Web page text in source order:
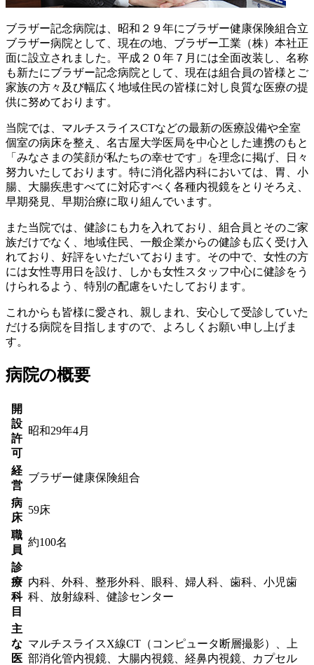
ブラザー記念病院は、昭和２９年にブラザー健康保険組合立
ブラザー病院として、現在の地、ブラザー工業（株）本社正
面に設立されました。平成２０年７月には全面改装し、名称
も新たにブラザー記念病院として、現在は組合員の皆様とご
家族の方々及び幅広く地域住民の皆様に対し良質な医療の提
供に努めております。
当院では、マルチスライスCTなどの最新の医療設備や全室
個室の病床を整え、名古屋大学医局を中心とした連携のもと
「みなさまの笑顔が私たちの幸せです」を理念に掲げ、日々
努力いたしております。特に消化器内科においては、胃、小
腸、大腸疾患すべてに対応すべく各種内視鏡をとりそろえ、
早期発見、早期治療に取り組んでいます。
また当院では、健診にも力を入れており、組合員とそのご家
族だけでなく、地域住民、一般企業からの健診も広く受け入
れており、好評をいただいております。その中で、女性の方
には女性専用日を設け、しかも女性スタッフ中心に健診をう
けられるよう、特別の配慮をいたしております。
これからも皆様に愛され、親しまれ、安心して受診していた
だける病院を目指しますので、よろしくお願い申し上げま
す。
病院の概要
開
設
許
可
昭和29年4月
経
営
ブラザー健康保険組合
病
床
59床
職
員
約100名
診
療
科
目
内科、外科、整形外科、眼科、婦人科、歯科、小児歯
科、放射線科、健診センター
主
な
医
マルチスライスX線CT（コンピュータ断層撮影）、上
部消化管内視鏡、大腸内視鏡、経鼻内視鏡、カプセル